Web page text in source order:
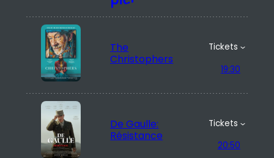
The
Christophers
Tickets
19:30
De Gaulle:
Résistance
Tickets
20:50